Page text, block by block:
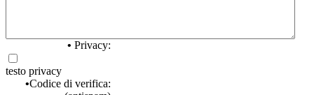
• Privacy:
testo privacy
•Codice di verifica: